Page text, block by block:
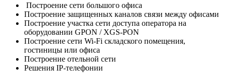
Построение сети большого офиса
Построение защищенных каналов связи между офисами
Построение участка сети доступа оператора на
оборудовании GPON / XGS-PON
Построение сети Wi-Fi складского помещения,
гостиницы или офиса
Построение отельной сети
Решения IP-телефонии